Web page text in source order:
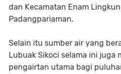
dan Kecamatan Enam
Padangpariaman.
Selain itu sumber air yang
Lubuak Sikoci selama ini juga
pengairtan utama bagi